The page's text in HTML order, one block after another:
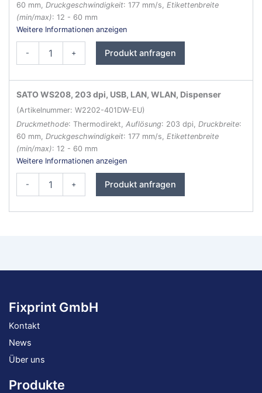
60 mm, Druckgeschwindigkeit: 177 mm/s, Etikettenbreite
(min/max): 12 - 60 mm
Weitere Informationen anzeigen
-
Menge
+ Produkt anfragen
SATO WS208, 203 dpi, USB, LAN, WLAN, Dispenser
(Artikelnummer: W2202-401DW-EU)
Druckmethode: Thermodirekt, Auflösung: 203 dpi, Druckbreite:
60 mm, Druckgeschwindigkeit: 177 mm/s, Etikettenbreite
(min/max): 12 - 60 mm
Weitere Informationen anzeigen
-
Menge
+ Produkt anfragen
Fixprint GmbH
Kontakt
News
Über uns
Produkte